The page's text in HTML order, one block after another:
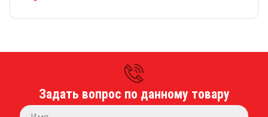
Задать вопрос по данному товару
Оплата и доставка
Сервисный центр